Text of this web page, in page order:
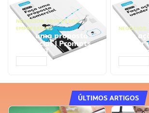
NEGÓCIOS, PROCESSOS
EMPRESARIAIS
Faça uma proposta
comercial | Prompts
ChatGPT
NEGÓCIOS,
Faça
vender
ÚLTIMOS ARTIGOS